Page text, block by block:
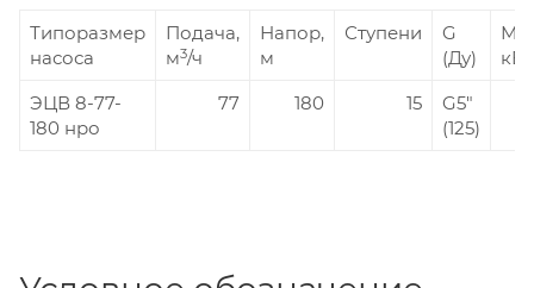
Типоразмер
насоса
Подача,
м3/ч
Напор,
м
Ступени
G
(Ду)
кВт
ЭЦВ 8-77-
180 нро
77 180 15
G5"
(125)